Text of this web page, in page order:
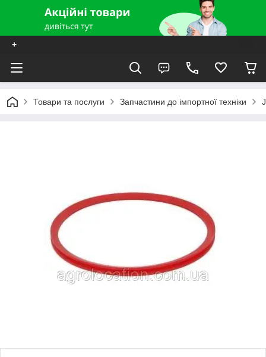
+
Товари та послуги Запчастини до імпортної техніки